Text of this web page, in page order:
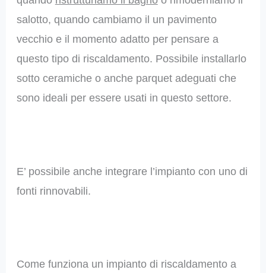
salotto, quando cambiamo il un pavimento
vecchio e il momento adatto per pensare a
questo tipo di riscaldamento. Possibile installarlo
sotto ceramiche o anche parquet adeguati che
sono ideali per essere usati in questo settore.
E’ possibile anche integrare l’impianto con uno di
fonti rinnovabili.
Come funziona un impianto di riscaldamento a